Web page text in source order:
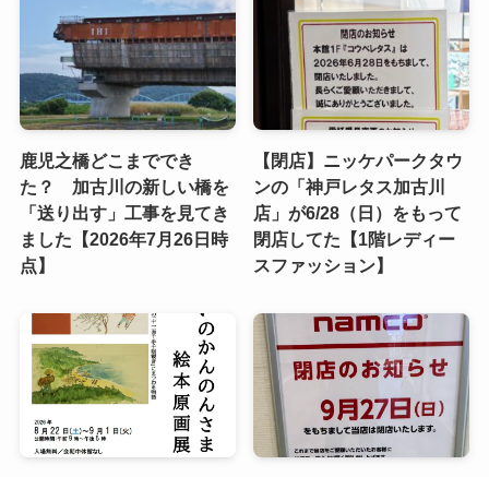
鹿児之橋どこまででき
た？ 加古川の新しい橋を
「送り出す」工事を見てき
ました【2026年7月26日時
点】
【閉店】ニッケパークタウ
ンの「神戸レタス加古川
店」が6/28（日）をもって
閉店してた【1階レディー
スファッション】